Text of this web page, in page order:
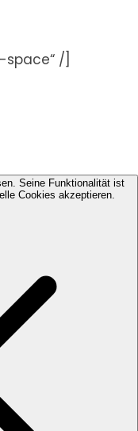
/]
Seine Funktionalität ist
Cookies akzeptieren.